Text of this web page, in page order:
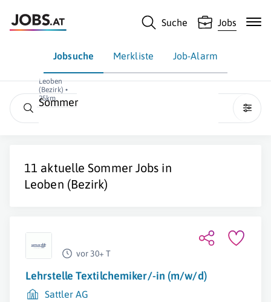
Suche Jobs
Jobsuche Merkliste Job-Alarm
Leoben
(Bezirk) •
25km
Sommer
11 aktuelleSommerJobs in
Leoben (Bezirk)
vor 30+ T
Lehrstelle Textilchemiker/-in (m/w/d)
Sattler AG